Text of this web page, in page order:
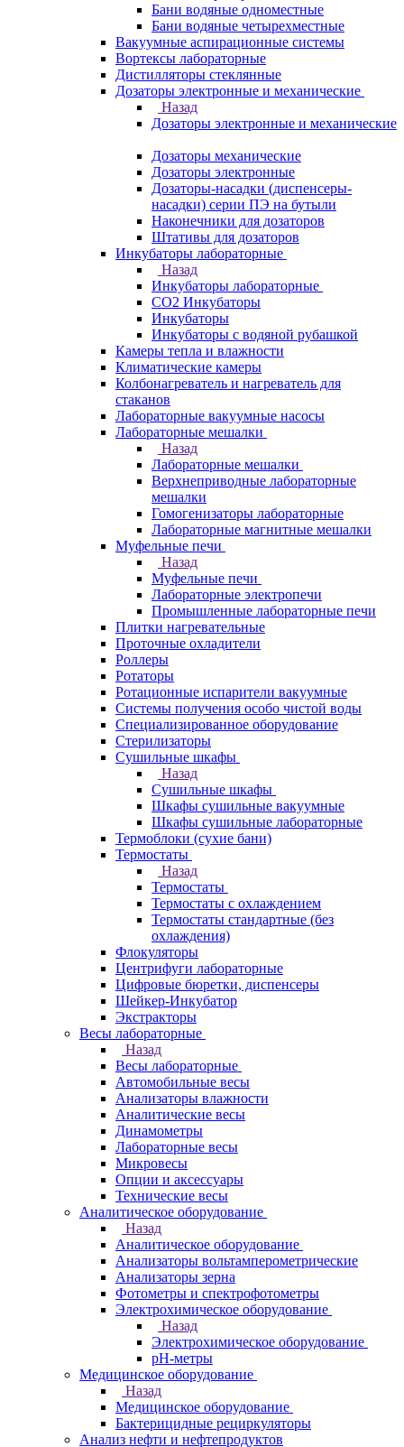
Бани водяные одноместные
Бани водяные четырехместные
Вакуумные аспирационные системы
Вортексы лабораторные
Дистилляторы стеклянные
Дозаторы электронные и механические
Назад
Дозаторы электронные и механические
Дозаторы механические
Дозаторы электронные
Дозаторы-насадки (диспенсеры-
насадки) серии ПЭ на бутыли
Наконечники для дозаторов
Штативы для дозаторов
Инкубаторы лабораторные
Назад
Инкубаторы лабораторные
CO2 Инкубаторы
Инкубаторы
Инкубаторы с водяной рубашкой
Камеры тепла и влажности
Климатические камеры
Колбонагреватель и нагреватель для
стаканов
Лабораторные вакуумные насосы
Лабораторные мешалки
Назад
Лабораторные мешалки
Верхнеприводные лабораторные
мешалки
Гомогенизаторы лабораторные
Лабораторные магнитные мешалки
Муфельные печи
Назад
Муфельные печи
Лабораторные электропечи
Промышленные лабораторные печи
Плитки нагревательные
Проточные охладители
Роллеры
Ротаторы
Ротационные испарители вакуумные
Системы получения особо чистой воды
Специализированное оборудование
Стерилизаторы
Сушильные шкафы
Назад
Сушильные шкафы
Шкафы сушильные вакуумные
Шкафы сушильные лабораторные
Термоблоки (сухие бани)
Термостаты
Назад
Термостаты
Термостаты с охлаждением
Термостаты стандартные (без
охлаждения)
Флокуляторы
Центрифуги лабораторные
Цифровые бюретки, диспенсеры
Шейкер-Инкубатор
Экстракторы
Весы лабораторные
Назад
Весы лабораторные
Автомобильные весы
Анализаторы влажности
Аналитические весы
Динамометры
Лабораторные весы
Микровесы
Опции и аксессуары
Технические весы
Аналитическое оборудование
Назад
Аналитическое оборудование
Анализаторы вольтамперометрические
Анализаторы зерна
Фотометры и спектрофотометры
Электрохимическое оборудование
Назад
Электрохимическое оборудование
pH-метры
Медицинское оборудование
Назад
Медицинское оборудование
Бактерицидные рециркуляторы
Анализ нефти и нефтепродуктов